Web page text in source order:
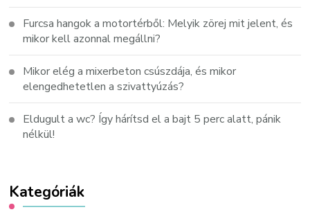
Furcsa hangok a motortérből: Melyik zörej mit jelent, és
mikor kell azonnal megállni?
Mikor elég a mixerbeton csúszdája, és mikor
elengedhetetlen a szivattyúzás?
Eldugult a wc? Így hárítsd el a bajt 5 perc alatt, pánik
nélkül!
Kategóriák